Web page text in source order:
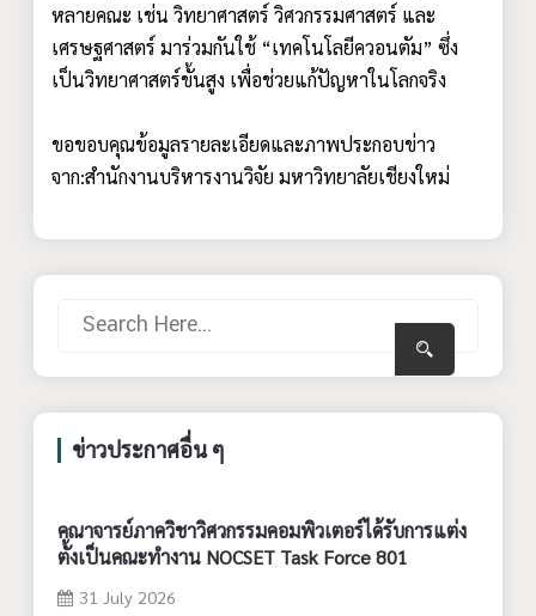
หลายคณะ เช่น วิทยาศาสตร์ วิศวกรรมศาสตร์ และ
เศรษฐศาสตร์ มาร่วมกันใช้ “เทคโนโลยีควอนตัม” ซึ่ง
เป็นวิทยาศาสตร์ขั้นสูง เพื่อช่วยแก้ปัญหาในโลกจริง
ขอขอบคุณข้อมูลรายละเอียดและภาพประกอบข่าว
จาก:สำนักงานบริหารงานวิจัย มหาวิทยาลัยเชียงใหม่
ข่าวประกาศอื่น ๆ
คณาจารย์ภาควิชาวิศวกรรมคอมพิวเตอร์ได้รับการแต่ง
ตั้งเป็นคณะทำงาน NOCSET Task Force 801
31 July 2026